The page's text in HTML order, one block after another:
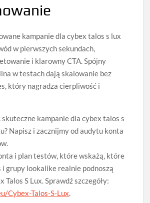
kampanie dla cybex talos s lux
w pierwszych sekundach,
i klarowny CTA. Spójny
w testach dają skalowanie bez
który nagradza cierpliwość i
skuteczne kampanie dla cybex talos s
Napisz i zacznijmy od audytu konta
i plan testów, które wskażą, które
grupy lookalike realnie podnoszą
Talos S Lux. Sprawdź szczegóły:
Cybex-Talos-S-Lux.